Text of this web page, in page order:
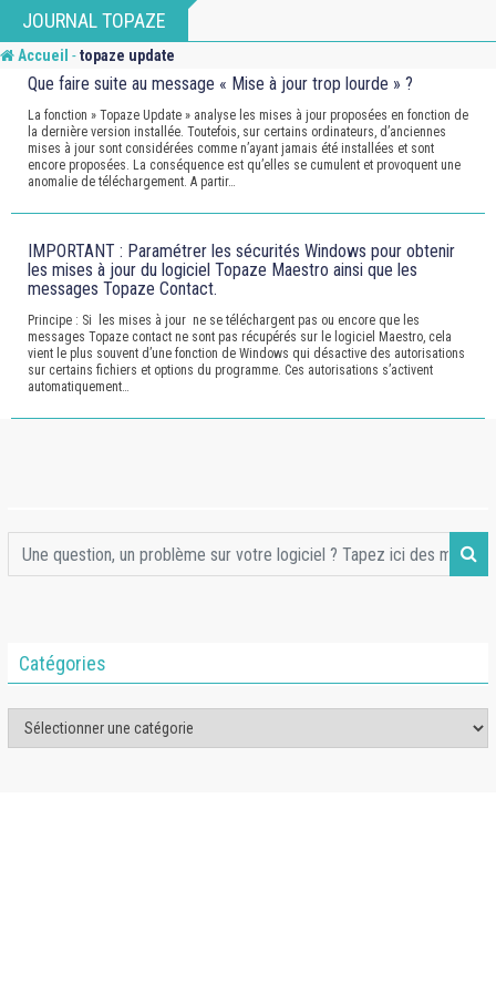
to
content
JOURNAL TOPAZE
Accueil -topaze update
Que faire suite au message « Mise à jour trop lourde » ?
La fonction » Topaze Update » analyse les mises à jour proposées en fonction de
la dernière version installée. Toutefois, sur certains ordinateurs, d’anciennes
mises à jour sont considérées comme n’ayant jamais été installées et sont
encore proposées. La conséquence est qu’elles se cumulent et provoquent une
anomalie de téléchargement. A partir…
IMPORTANT : Paramétrer les sécurités Windows pour obtenir
les mises à jour du logiciel Topaze Maestro ainsi que les
messages Topaze Contact.
Principe : Si les mises à jour ne se téléchargent pas ou encore que les
messages Topaze contact ne sont pas récupérés sur le logiciel Maestro, cela
vient le plus souvent d’une fonction de Windows qui désactive des autorisations
sur certains fichiers et options du programme. Ces autorisations s’activent
automatiquement…
Catégories
Catégories